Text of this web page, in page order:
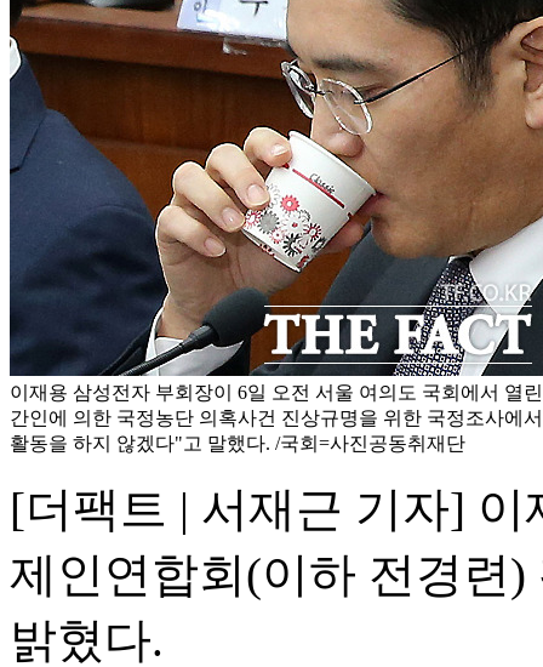
이재용 삼성전자 부회장이 6일 오전 서울 여의도 국회에서 열
간인에 의한 국정농단 의혹사건 진상규명을 위한 국정조사에
활동을 하지 않겠다"고 말했다. /국회=사진공동취재단
[더팩트 | 서재근 기자]
제인연합회(이하 전경련
밝혔다.